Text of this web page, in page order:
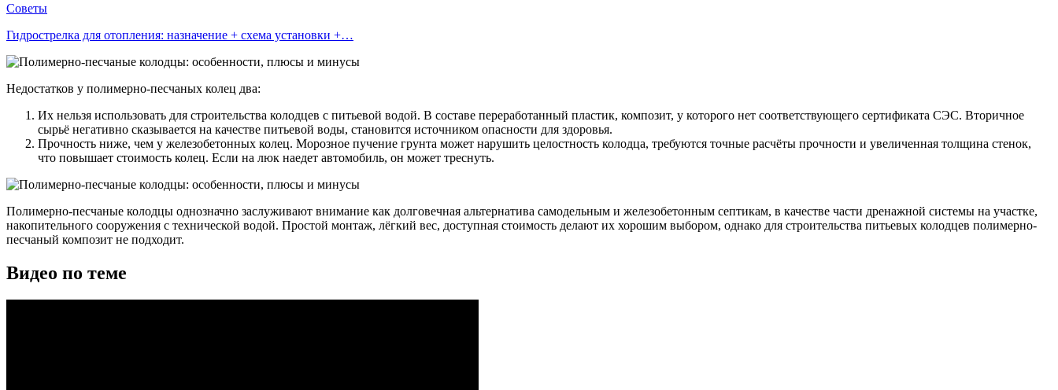
Советы
Гидрострелка для отопления: назначение + схема установки +…
Недостатков у полимерно-песчаных колец два:
Их нельзя использовать для строительства колодцев с питьевой водой. В составе переработанный пластик, композит, у которого нет соответствующего сертификата СЭС. Вторичное
сырьё негативно сказывается на качестве питьевой воды, становится источником опасности для здоровья.
Прочность ниже, чем у железобетонных колец. Морозное пучение грунта может нарушить целостность колодца, требуются точные расчёты прочности и увеличенная толщина стенок,
что повышает стоимость колец. Если на люк наедет автомобиль, он может треснуть.
Полимерно-песчаные колодцы однозначно заслуживают внимание как долговечная альтернатива самодельным и железобетонным септикам, в качестве части дренажной системы на участке,
накопительного сооружения с технической водой. Простой монтаж, лёгкий вес, доступная стоимость делают их хорошим выбором, однако для строительства питьевых колодцев полимерно-
песчаный композит не подходит.
Видео по теме